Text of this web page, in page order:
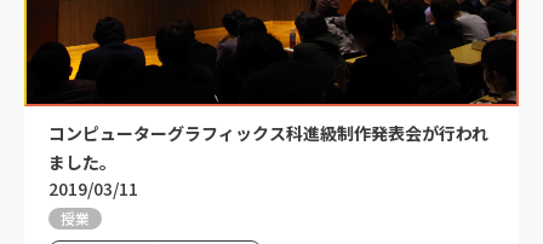
コンピューターグラフィックス科進級制作発表会が行われ
ました。
2019/03/11
授業